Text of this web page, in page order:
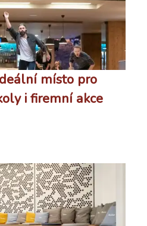
místo pro
i firemní akce